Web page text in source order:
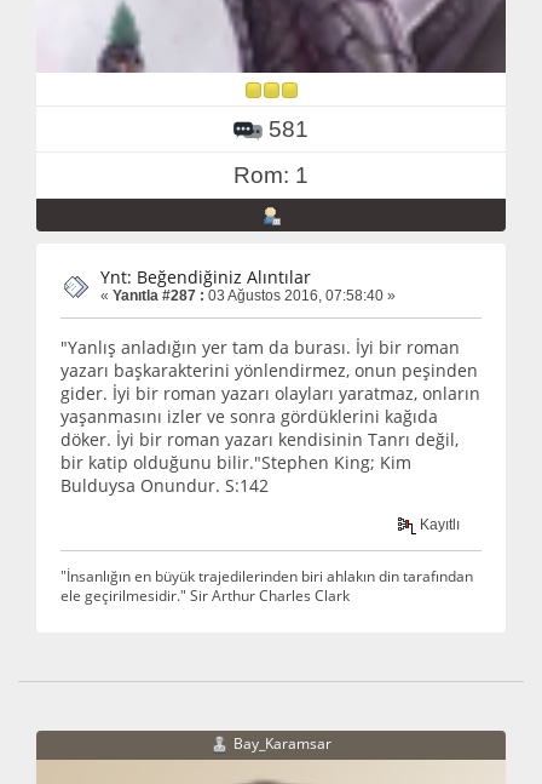
581
Rom: 1
Ynt: Beğendiğiniz Alıntılar
« Yanıtla #287 : 03 Ağustos 2016, 07:58:40 »
"Yanlış anladığın yer tam da burası. İyi bir roman
yazarı başkarakterini yönlendirmez, onun peşinden
gider. İyi bir roman yazarı olayları yaratmaz, onların
yaşanmasını izler ve sonra gördüklerini kağıda
döker. İyi bir roman yazarı kendisinin Tanrı değil,
bir katip olduğunu bilir."Stephen King; Kim
Bulduysa Onundur. S:142
Kayıtlı
"İnsanlığın en büyük trajedilerinden biri ahlakın din tarafından
ele geçirilmesidir." Sir Arthur Charles Clark
Bay_Karamsar